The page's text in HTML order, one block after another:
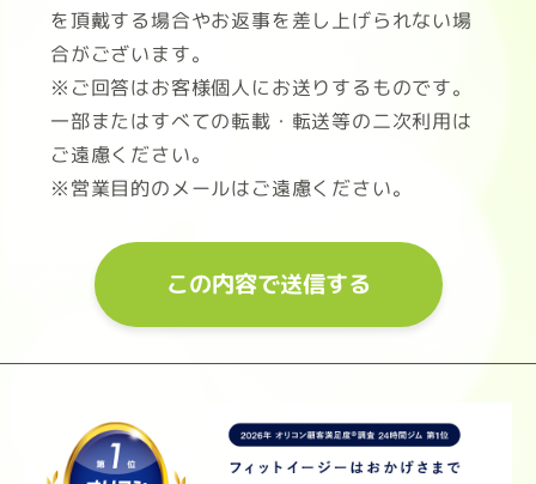
を頂戴する場合やお返事を差し上げられない場
合がございます。
※ご回答はお客様個人にお送りするものです。
一部またはすべての転載・転送等の二次利用は
ご遠慮ください。
※営業目的のメールはご遠慮ください。